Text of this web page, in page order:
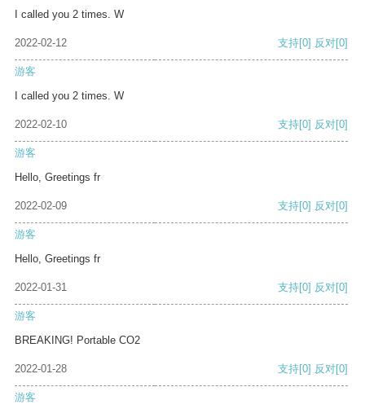
I called you 2 times. W
2022-02-12 支持[0] 反对[0]
游客
I called you 2 times. W
2022-02-10 支持[0] 反对[0]
游客
Hello, Greetings fr
2022-02-09 支持[0] 反对[0]
游客
Hello, Greetings fr
2022-01-31 支持[0] 反对[0]
游客
BREAKING! Portable CO2
2022-01-28 支持[0] 反对[0]
游客